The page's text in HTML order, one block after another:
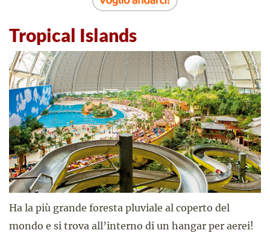
Tropical Islands
Ha la più grande foresta pluviale al coperto del
mondo e si trova all’interno di un hangar per aerei!